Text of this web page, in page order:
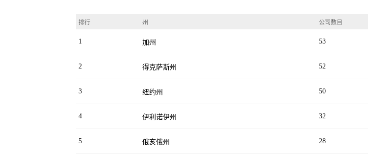
排行 州 公司数目
1 加州 53
2 得克萨斯州 52
3 纽约州 50
4 伊利诺伊州 32
5 俄亥俄州 28